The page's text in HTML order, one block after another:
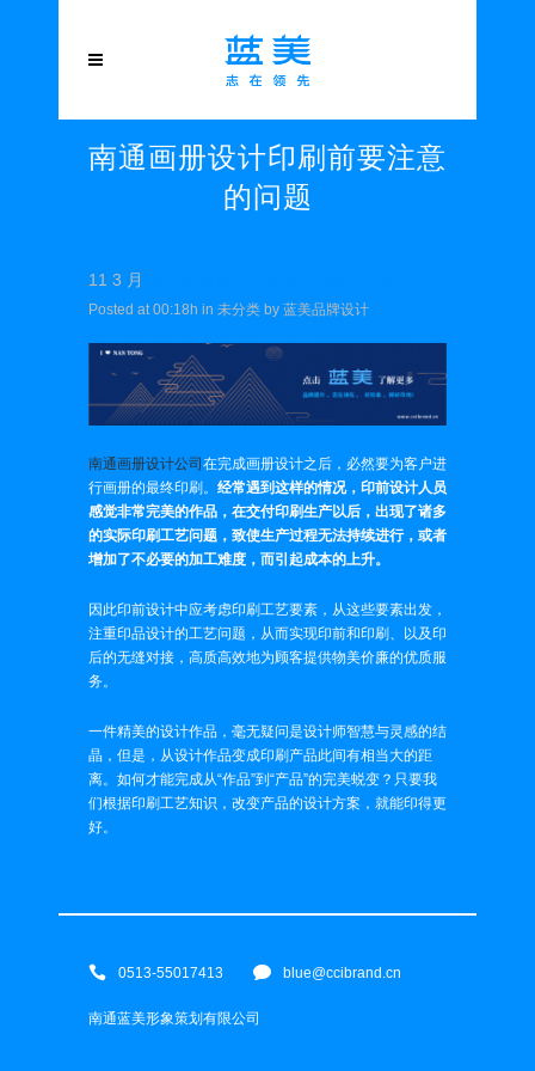
南通画册设计印刷前要注意
的问题
11 3 月
Posted at 00:18h in 未分类 by 蓝美品牌设计
南通画册设计公司 在完成画册设计之后，必然要为客户进
行画册的最终印刷。 经常遇到这样的情况，印前设计人员
感觉非常完美的作品，在交付印刷生产以后，出现了诸多
的实际印刷工艺问题，致使生产过程无法持续进行，或者
增加了不必要的加工难度，而引起成本的上升。
因此印前设计中应考虑印刷工艺要素，从这些要素出发，
注重印品设计的工艺问题，从而实现印前和印刷、以及印
后的无缝对接，高质高效地为顾客提供物美价廉的优质服
务。
一件精美的设计作品，毫无疑问是设计师智慧与灵感的结
晶，但是，从设计作品变成印刷产品此间有相当大的距
离。如何才能完成从“作品”到“产品”的完美蜕变？只要我
们根据印刷工艺知识，改变产品的设计方案，就能印得更
好。
0513-55017413 blue@ccibrand.cn
南通蓝美形象策划有限公司